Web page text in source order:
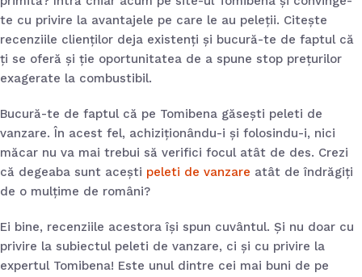
te cu privire la avantajele pe care le au peleții. Citește
recenziile clienților deja existenți și bucură-te de faptul că
ți se oferă și ție oportunitatea de a spune stop prețurilor
exagerate la combustibil.
Bucură-te de faptul că pe Tomibena găsești peleti de
vanzare. În acest fel, achiziționându-i și folosindu-i, nici
măcar nu va mai trebui să verifici focul atât de des. Crezi
că degeaba sunt acești peleti de vanzare atât de îndrăgiți
de o mulțime de români?
Ei bine, recenziile acestora își spun cuvântul. Și nu doar cu
privire la subiectul peleti de vanzare, ci și cu privire la
expertul Tomibena! Este unul dintre cei mai buni de pe
28, 2026